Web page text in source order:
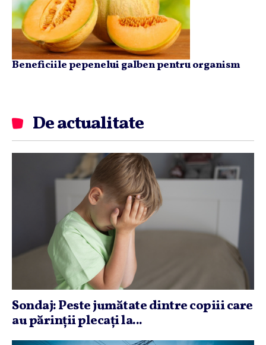
Beneficiile pepenelui galben pentru organism
De actualitate
Sondaj: Peste jumătate dintre copiii care
au părinţii plecaţi la...